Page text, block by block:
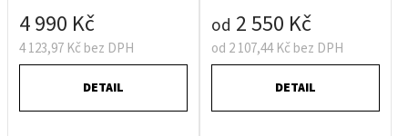
4 123,97 Kč bez DPH
4 990 Kč
DETAIL
od 2 107,44 Kč bez DPH
od 2 550 Kč
DETAIL